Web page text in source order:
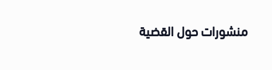
منشورات حول القضية